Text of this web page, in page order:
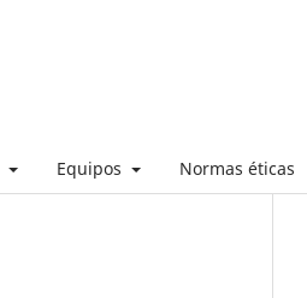
Equipos Normas éticas